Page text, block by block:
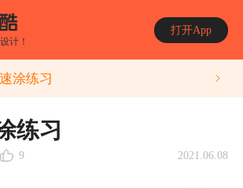
计！
打开App
涂练习
练习
9 2021.06.08